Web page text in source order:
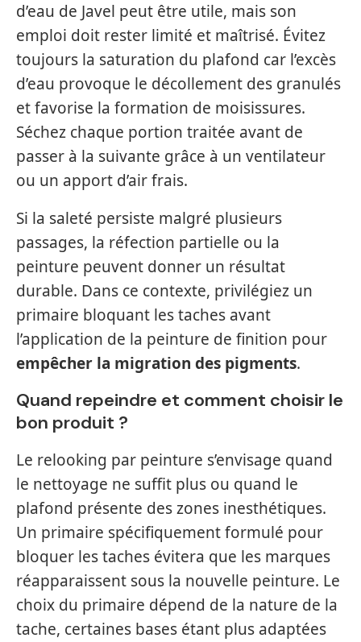
d’eau de Javel peut être utile, mais son
emploi doit rester limité et maîtrisé. Évitez
toujours la saturation du plafond car l’excès
d’eau provoque le décollement des granulés
et favorise la formation de moisissures.
Séchez chaque portion traitée avant de
passer à la suivante grâce à un ventilateur
ou un apport d’air frais.
Si la saleté persiste malgré plusieurs
passages, la réfection partielle ou la
peinture peuvent donner un résultat
durable. Dans ce contexte, privilégiez un
primaire bloquant les taches avant
l’application de la peinture de finition pour
empêcher la migration des pigments.
Quand repeindre et comment choisir le
bon produit ?
Le relooking par peinture s’envisage quand
le nettoyage ne suffit plus ou quand le
plafond présente des zones inesthétiques.
Un primaire spécifiquement formulé pour
bloquer les taches évitera que les marques
réapparaissent sous la nouvelle peinture. Le
choix du primaire dépend de la nature de la
tache, certaines bases étant plus adaptées